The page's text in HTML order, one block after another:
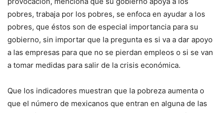
pobres, trabaja por los pobres, se enfoca en ayudar a los
pobres, que éstos son de especial importancia para su
gobierno, sin importar que la pregunta es si va a dar apoyo
a las empresas para que no se pierdan empleos o si se van
a tomar medidas para salir de la crisis económica.
Que los indicadores muestran que la pobreza aumenta o
que el número de mexicanos que entran en alguna de las